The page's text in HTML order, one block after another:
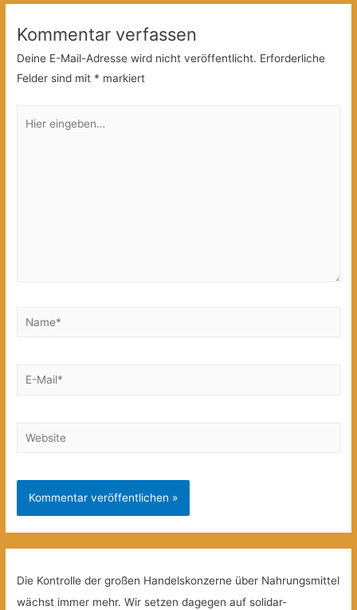
Kommentar verfassen
Deine E-Mail-Adresse wird nicht veröffentlicht. Erforderliche
Felder sind mit * markiert
eingeben…
Name*
E-
Website
Die Kontrolle der großen Handelskonzerne über Nahrungsmittel
wächst immer mehr. Wir setzen dagegen auf solidar-